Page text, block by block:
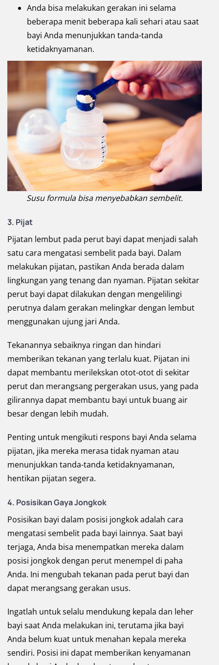
Anda bisa melakukan gerakan ini selama
beberapa menit beberapa kali sehari atau saat
bayi Anda menunjukkan tanda-tanda
ketidaknyamanan.
Susu formula bisa menyebabkan sembelit.
3. Pijat
Pijatan lembut pada perut bayi dapat menjadi salah
satu cara mengatasi sembelit pada bayi. Dalam
melakukan pijatan, pastikan Anda berada dalam
lingkungan yang tenang dan nyaman. Pijatan sekitar
perut bayi dapat dilakukan dengan mengelilingi
perutnya dalam gerakan melingkar dengan lembut
menggunakan ujung jari Anda.
Tekanannya sebaiknya ringan dan hindari
memberikan tekanan yang terlalu kuat. Pijatan ini
dapat membantu merilekskan otot-otot di sekitar
perut dan merangsang pergerakan usus, yang pada
gilirannya dapat membantu bayi untuk buang air
besar dengan lebih mudah.
Penting untuk mengikuti respons bayi Anda selama
pijatan, jika mereka merasa tidak nyaman atau
menunjukkan tanda-tanda ketidaknyamanan,
hentikan pijatan segera.
4. Posisikan Gaya Jongkok
Posisikan bayi dalam posisi jongkok adalah cara
mengatasi sembelit pada bayi lainnya. Saat bayi
terjaga, Anda bisa menempatkan mereka dalam
posisi jongkok dengan perut menempel di paha
Anda. Ini mengubah tekanan pada perut bayi dan
dapat merangsang gerakan usus.
Ingatlah untuk selalu mendukung kepala dan leher
bayi saat Anda melakukan ini, terutama jika bayi
Anda belum kuat untuk menahan kepala mereka
sendiri. Posisi ini dapat memberikan kenyamanan